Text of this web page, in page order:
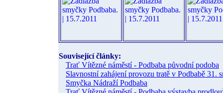
Související články:
Trať Vítězné náměstí - Podbaba původní podoba
Slavnostní zahájení provozu tratě v Podbabě 31.
Smyčka Nádraží Podbaba